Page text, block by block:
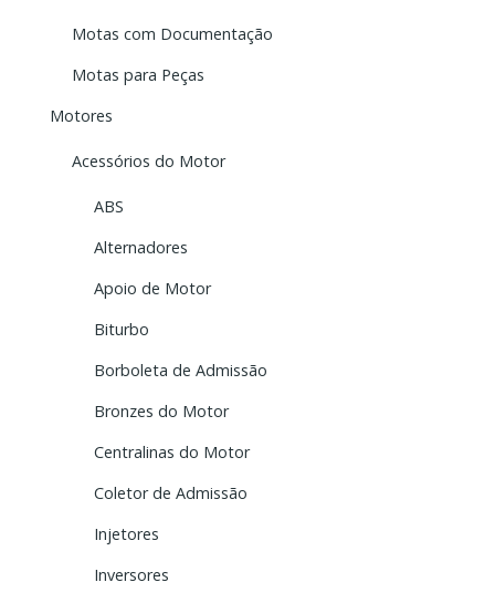
Motas com Documentação
Motas para Peças
Motores
Acessórios do Motor
ABS
Alternadores
Apoio de Motor
Biturbo
Borboleta de Admissão
Bronzes do Motor
Centralinas do Motor
Coletor de Admissão
Injetores
Inversores